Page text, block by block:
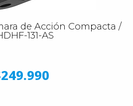
de Acción Compacta /
131-AS